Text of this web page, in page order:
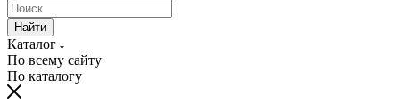
Найти
Каталог
По всему сайту
По каталогу